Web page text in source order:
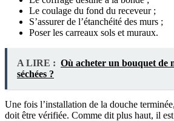
Le coulage du fond du receveur ;
S’assurer de l’étanchéité des murs ;
Poser les carreaux sols et muraux.
A LIRE : Où acheter un bouquet de
séchées ?
Une fois l’installation de la douche
doit être vérifiée. Comme dit plus haut, il